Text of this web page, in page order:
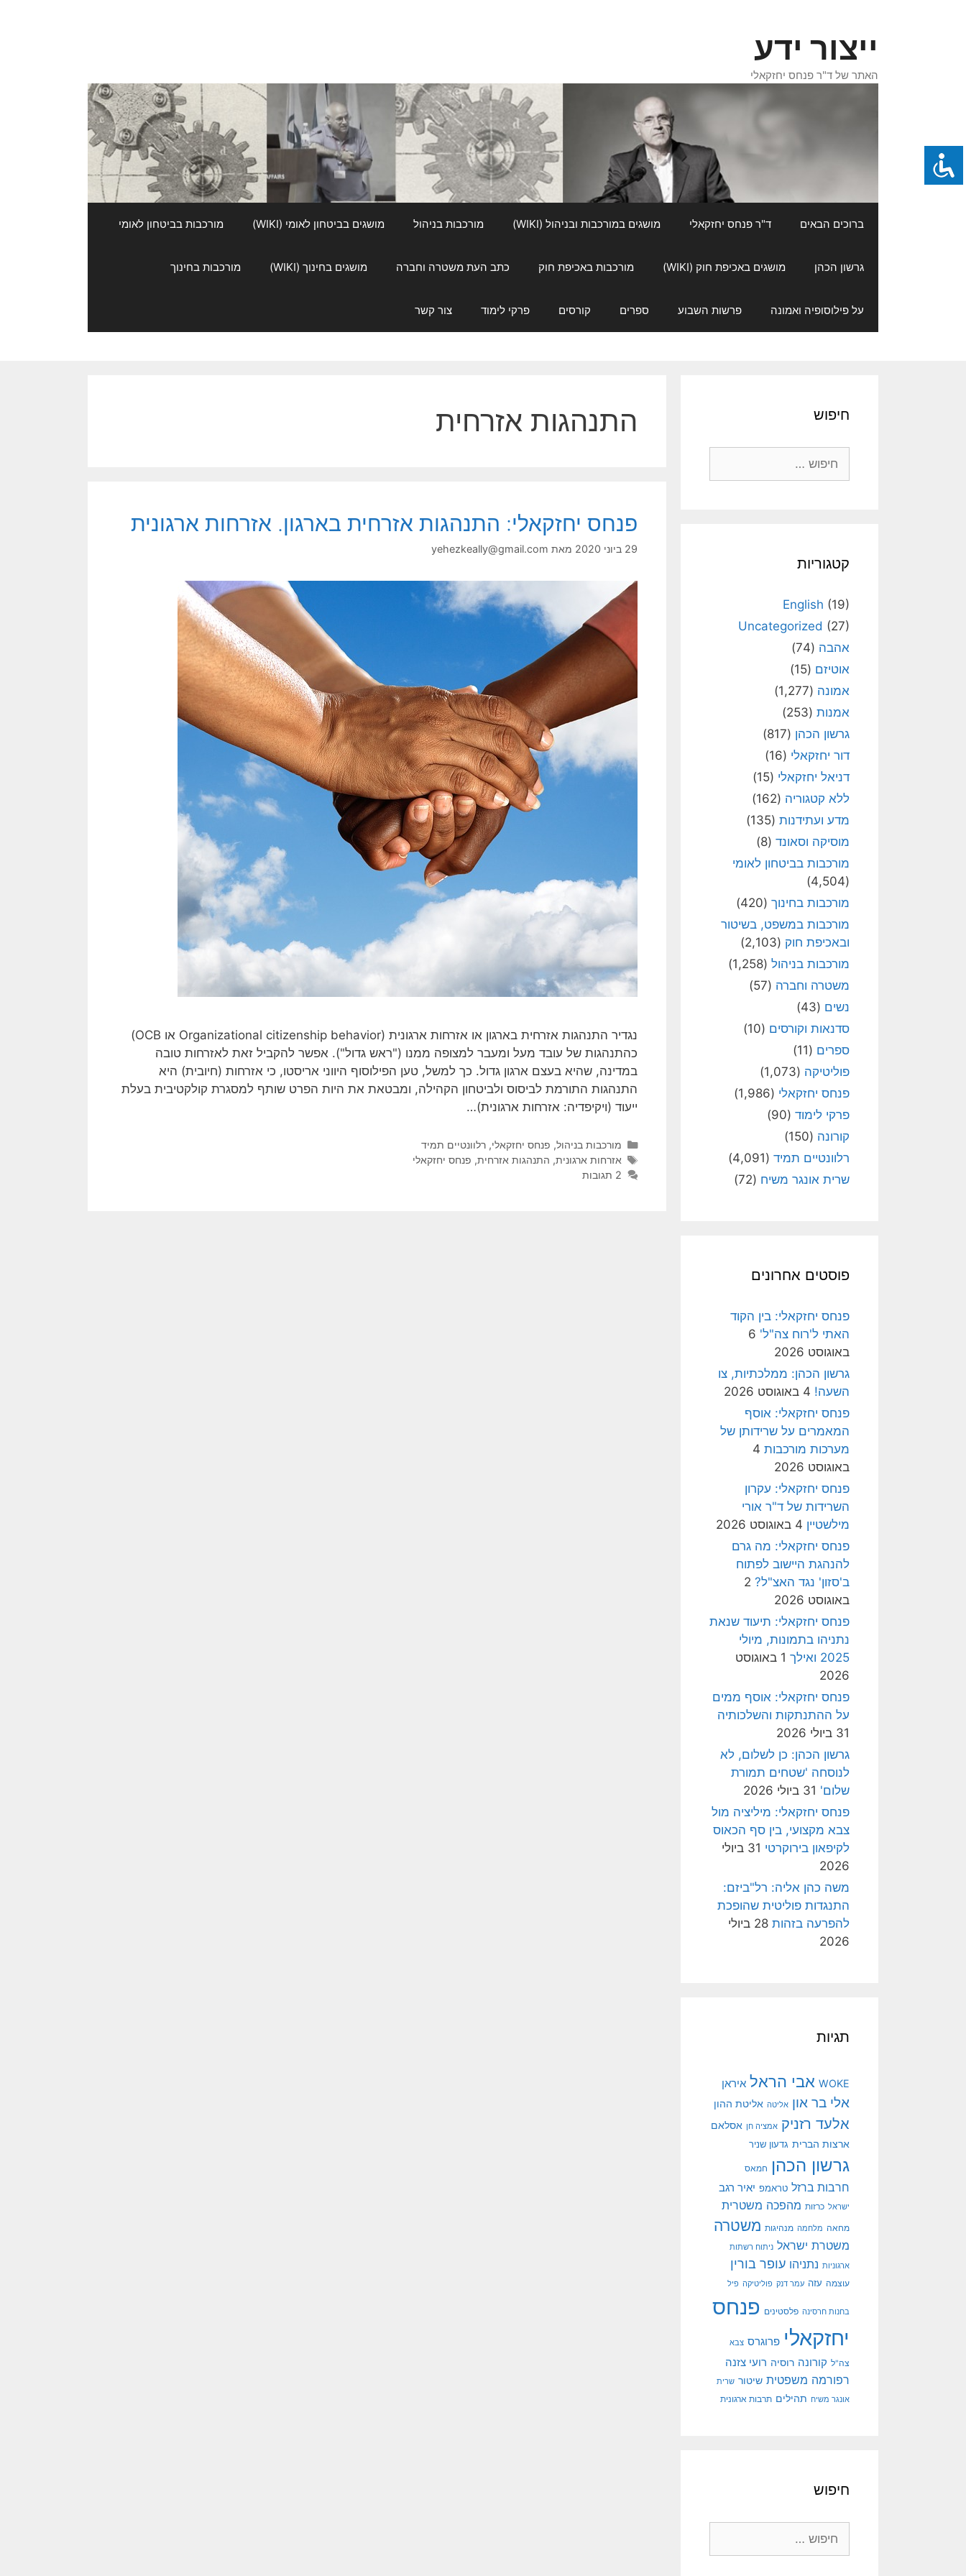
ייצור ידע
האתר של ד"ר פנחס יחזקאלי
ברוכים הבאים ד"ר פנחס יחזקאלי מושגים במורכבות ובניהול (WIKI) מורכבות בניהול מושגים בביטחון לאומי (WIKI) מורכבות בביטחון לאומי
גרשון הכהן מושגים באכיפת חוק (WIKI) מורכבות באכיפת חוק כתב העת משטרה וחברה מושגים בחינוך (WIKI) מורכבות בחינוך
על פילוסופיה ואמונה פרשות השבוע ספרים קורסים פרקי לימוד צור קשר
התנהגות אזרחית
פנחס יחזקאלי: התנהגות אזרחית בארגון. אזרחות ארגונית
29 ביוני 2020 מאת yehezkeally@gmail.com
נגדיר התנהגות אזרחית בארגון או אזרחות ארגונית (Organizational citizenship behavior או OCB)
כהתנהגות של עובד מעל ומעבר למצופה ממנו ("ראש גדול"). אפשר להקביל זאת לאזרחות טובה
במדינה, שהיא בעצם ארגון גדול. כך למשל, טען הפילוסוף היווני אריסטו, כי אזרחות (חיובית) היא
התנהגות התורמת לביסוס ולביטחון הקהילה, ומבטאת את היות הפרט שותף למסגרת קולקטיבית בעלת
ייעוד (ויקיפדיה: אזרחות ארגונית)…
קטגוריות
מורכבות בניהול, פנחס יחזקאלי, רלוונטיים תמיד
תגיות
אזרחות ארגונית, התנהגות אזרחית, פנחס יחזקאלי
2 תגובות
חיפוש
קטגוריות
English (19)
Uncategorized (27)
אהבה (74)
אוטיזם (15)
אמונה (1,277)
אמנות (253)
גרשון הכהן (817)
דור יחזקאלי (16)
דניאל יחזקאלי (15)
ללא קטגוריה (162)
מדע ועתידנות (135)
מוסיקה וסאונד (8)
מורכבות בביטחון לאומי
(4,504)
מורכבות בחינוך (420)
מורכבות במשפט, בשיטור
ובאכיפת חוק (2,103)
מורכבות בניהול (1,258)
משטרה וחברה (57)
נשים (43)
סדנאות וקורסים (10)
ספרים (11)
פוליטיקה (1,073)
פנחס יחזקאלי (1,986)
פרקי לימוד (90)
קורונה (150)
רלוונטיים תמיד (4,091)
שרית אונגר משיח (72)
פוסטים אחרונים
פנחס יחזקאלי: בין הקוד
האתי ל'רוח צה"ל' 6
באוגוסט 2026
גרשון הכהן: ממלכתיות, צו
השעה! 4 באוגוסט 2026
פנחס יחזקאלי: אוסף
המאמרים על שרידותן של
מערכות מורכבות 4
באוגוסט 2026
פנחס יחזקאלי: עקרון
השרידות של ד"ר אורי
מילשטיין 4 באוגוסט 2026
פנחס יחזקאלי: מה גרם
להנהגת היישוב לפתוח
ב'סזון' נגד האצ"ל? 2
באוגוסט 2026
פנחס יחזקאלי: תיעוד שנאת
נתניהו בתמונות, מיולי
2025 ואילך
1 באוגוסט
2026
פנחס יחזקאלי: אוסף ממים
על ההתנתקות והשלכותיה
31 ביולי 2026
גרשון הכהן: כן לשלום, לא
לנוסחה 'שטחים תמורת
שלום' 31 ביולי 2026
פנחס יחזקאלי: מיליציה מול
צבא מקצועי, בין סף הכאוס
לקיפאון בירוקרטי
31 ביולי
2026
משה כהן אליה: רל"ביזם:
התנגדות פוליטית שהופכת
להפרעה בזהות
28 ביולי
2026
תגיות
WOKE אבי הראל איראן
אלי בר און אליטה אליטת ההון
אלעד רזניק אמציה חן אסלאם
ארצות הברית גדעון שניר
גרשון הכהן חמאס
חרבות ברזל טראמפ יאיר רגב
ישראל כרזות מהפכה משטרית
מחאה מלחמה מנהיגות משטרה
משטרת ישראל ניתוח רשתות
ארגוניות נתניהו עופר בורין
עוצמה עזה עמר דנק פוליטיקה פיל
בחנות חרסינה פלסטינים פנחס
יחזקאלי פרוגרס צבא
צה"ל קורונה רוסיה רועי צזנה
רפורמה משפטית שיטור שרית
אונגר משיח תהילים תרבות ארגונית
חיפוש